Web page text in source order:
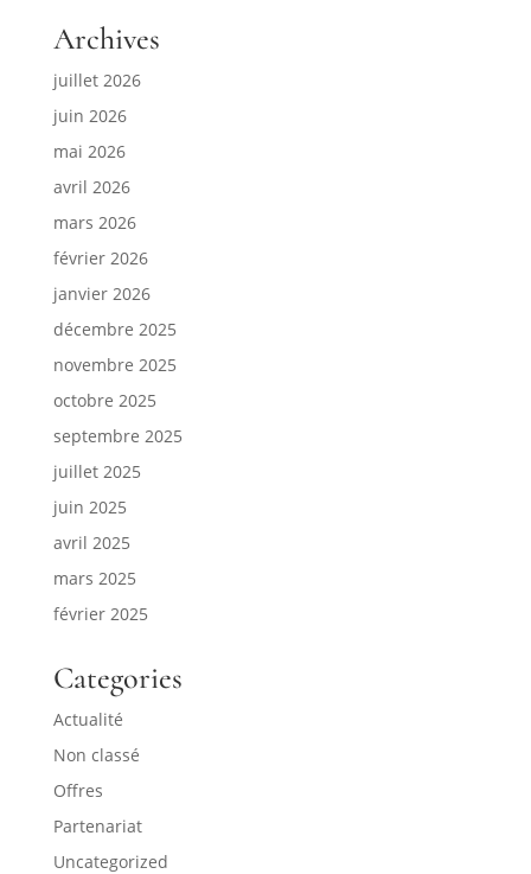
Archives
juillet 2026
juin 2026
mai 2026
avril 2026
mars 2026
février 2026
janvier 2026
décembre 2025
novembre 2025
octobre 2025
septembre 2025
juillet 2025
juin 2025
avril 2025
mars 2025
février 2025
Categories
Actualité
Non classé
Offres
Partenariat
Uncategorized